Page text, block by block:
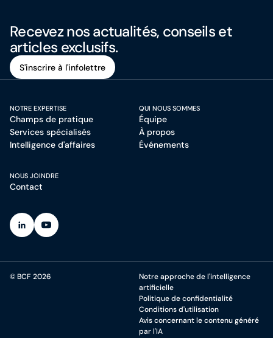
Recevez nos actualités, conseils et
articles exclusifs.
S'inscrire à l'infolettre
NOTRE EXPERTISE
Champs de pratique
Services spécialisés
Intelligence d'affaires
QUI NOUS SOMMES
Équipe
À propos
Événements
NOUS JOINDRE
Contact
(Ouvre dans un nouvel onglet)
(Ouvre dans un nouvel onglet)
© BCF 2026
Notre approche de l'intelligence
artificielle
Politique de confidentialité
Conditions d'utilisation
Avis concernant le contenu généré
par l'IA